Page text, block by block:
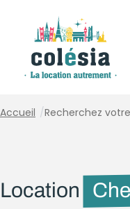
Accueil /Recherchez
Location